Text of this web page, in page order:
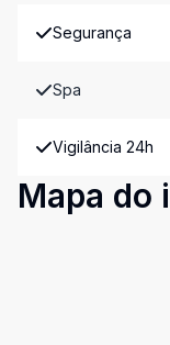
Segurança
Spa
Vigilância 24h
Mapa do